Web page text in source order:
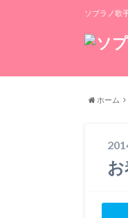
ソプラノ歌
ホーム